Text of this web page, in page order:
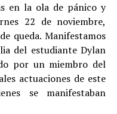
en la ola de pánico y
22 de noviembre,
queda. Manifestamos
del estudiante Dylan
por un miembro del
actuaciones de este
se manifestaban